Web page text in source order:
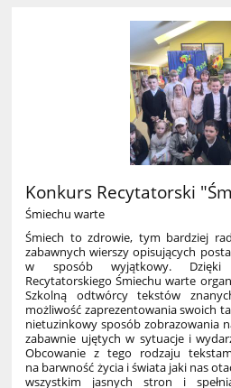
Konkurs Recytatorski
Śmiechu warte
Śmiech to zdrowie, tym bardziej
zabawnych wierszy opisujących
w sposób wyjątkowy. Dzięki
Recytatorskiego Śmiechu warte
Szkolną odtwórcy tekstów
możliwość zaprezentowania swoich
nietuzinkowy sposób zobrazowania
zabawnie ujętych w sytuacje i
Obcowanie z tego rodzaju
na barwność życia i świata jaki nas
wszystkim jasnych stron i